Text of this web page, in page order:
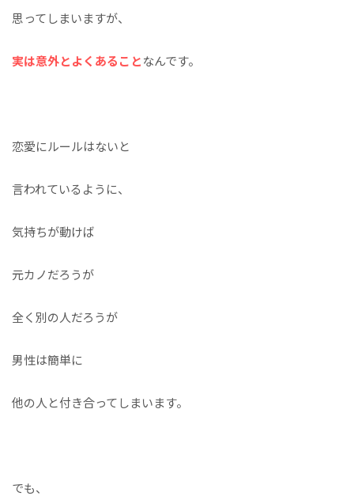
思ってしまいますが、
実は意外とよくあることなんです。
恋愛にルールはないと
言われているように、
気持ちが動けば
元カノだろうが
全く別の人だろうが
男性は簡単に
他の人と付き合ってしまいます。
でも、